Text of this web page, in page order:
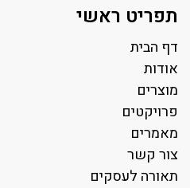
תפריט ראשי
דף הבית
אודות
מוצרים
פרויקטים
מאמרים
צור קשר
תאורה לעסקים